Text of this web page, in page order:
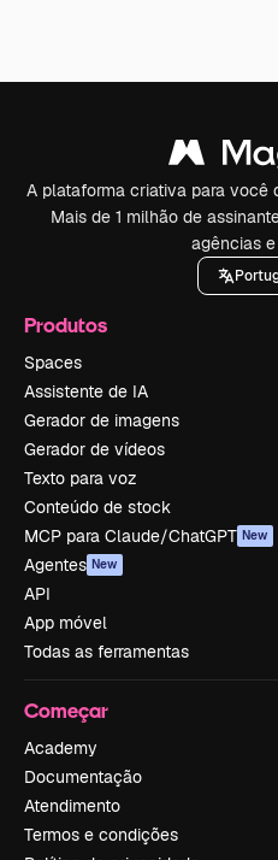
A plataforma criativa para você
Mais de 1 milhão de
agências
Produtos
Spaces
Assistente de IA
Gerador de imagens
Gerador de vídeos
Texto para voz
Conteúdo de stock
MCP para Claude/ChatGPT New
Agentes New
API
App móvel
Todas as ferramentas
Começar
Academy
Documentação
Atendimento
Termos e condições